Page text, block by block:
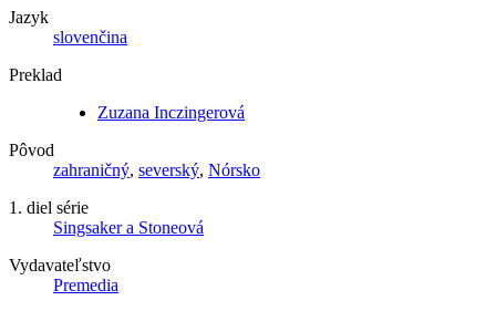
Jazyk
slovenčina
Preklad
Zuzana Inczingerová
Pôvod
zahraničný, severský, Nórsko
1. diel série
Singsaker a Stoneová
Vydavateľstvo
Premedia